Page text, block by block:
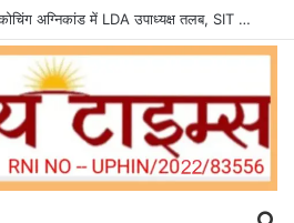
सुप्रीम कोर्ट सख्त: लखनऊ कोचिंग अग्निकांड में LDA उपाध्यक्ष तलब, SIT से मांगी सीलबंद रिपोर्ट